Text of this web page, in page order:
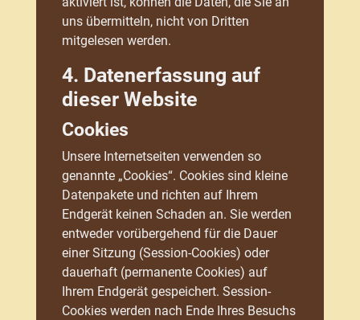
uns übermitteln, nicht von Dritten
mitgelesen werden.
4. Datenerfassung auf
dieser Website
Cookies
Unsere Internetseiten verwenden so
genannte „Cookies“. Cookies sind kleine
Datenpakete und richten auf Ihrem
Endgerät keinen Schaden an. Sie werden
entweder vorübergehend für die Dauer
einer Sitzung (Session-Cookies) oder
dauerhaft (permanente Cookies) auf
Ihrem Endgerät gespeichert. Session-
Cookies werden nach Ende Ihres Besuchs